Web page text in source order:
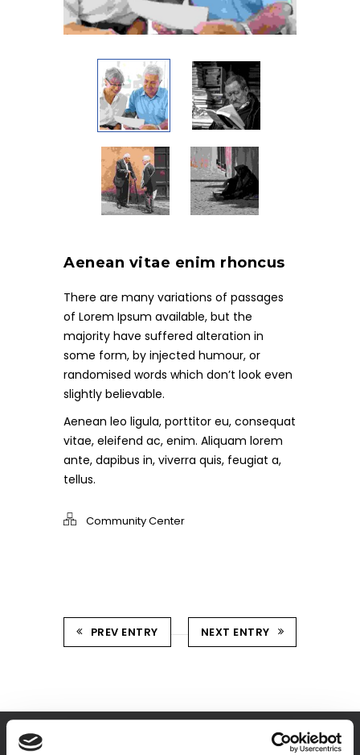
Aenean vitae enim rhoncus
There are many variations of passages
of Lorem Ipsum available, but the
majority have suffered alteration in
some form, by injected humour, or
randomised words which don’t look even
slightly believable.
Aenean leo ligula, porttitor eu, consequat
vitae, eleifend ac, enim. Aliquam lorem
ante, dapibus in, viverra quis, feugiat a,
tellus.
Community Center
PREV ENTRY NEXT ENTRY